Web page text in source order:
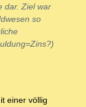
dar. Ziel war
so
einer völlig